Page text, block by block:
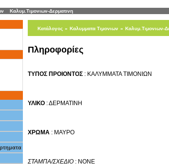
Καλυμ.Τιμονιων-Δερματινη
Κατάλογος » Καλυμματα Τιμονιων » Καλυμ.Τιμονιων-
Πληροφορίες
ΤΥΠΟΣ ΠΡΟΙΟΝΤΟΣ : ΚΑΛΥΜΜΑΤΑ ΤΙΜΟΝΙΩΝ
ΥΛΙΚΟ : ΔΕΡΜΑΤΙΝΗ
ΧΡΩΜΑ : ΜΑΥΡΟ
ΣΤΑΜΠΑ/ΣΧΕΔΙΟ : NONE